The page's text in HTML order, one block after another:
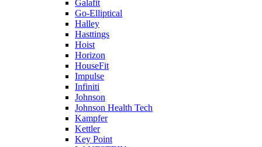
Galafit
Go-Elliptical
Halley
Hasttings
Hoist
Horizon
HouseFit
Impulse
Infiniti
Johnson
Johnson Health Tech
Kampfer
Kettler
Key Point